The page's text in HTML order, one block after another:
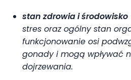
stan zdrowia i środowisko
stres oraz ogólny stan
funkcjonowanie osi
gonady i mogą wpływać
dojrzewania.